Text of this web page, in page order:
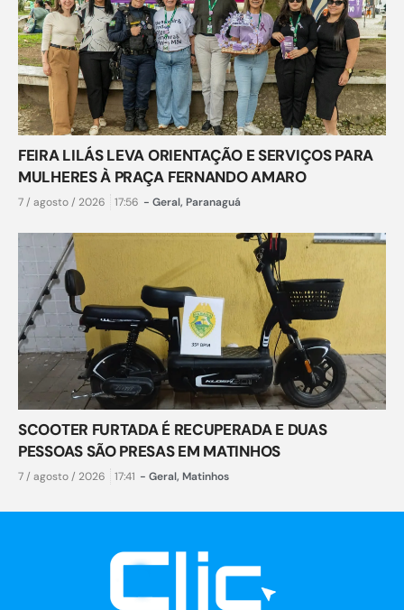
FEIRA LILÁS LEVA ORIENTAÇÃO E SERVIÇOS PARA
MULHERES À PRAÇA FERNANDO AMARO
7 / agosto / 2026 17:56 - Geral, Paranaguá
SCOOTER FURTADA É RECUPERADA E DUAS
PESSOAS SÃO PRESAS EM MATINHOS
7 / agosto / 2026 17:41 - Geral, Matinhos